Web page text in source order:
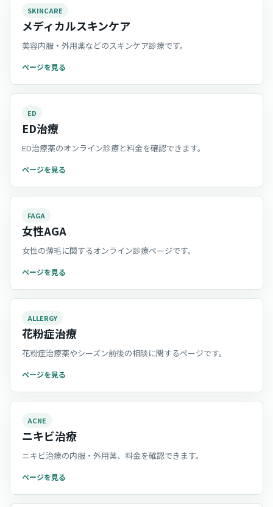
SKINCARE
メディカルスキンケア
美容内服・外用薬などのスキンケア診療です。
ページを見る
ED
ED治療
ED治療薬のオンライン診療と料金を確認できます。
ページを見る
FAGA
女性AGA
女性の薄毛に関するオンライン診療ページです。
ページを見る
ALLERGY
花粉症治療
花粉症治療薬やシーズン前後の相談に関するページです。
ページを見る
ACNE
ニキビ治療
ニキビ治療の内服・外用薬、料金を確認できます。
ページを見る